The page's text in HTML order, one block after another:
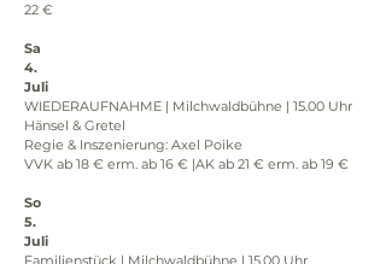
22 €
Sa
4.
Juli
WIEDERAUFNAHME | Milchwaldbühne | 15.00 Uhr
Hänsel & Gretel
Regie & Inszenierung: Axel Poike
VVK ab 18 € erm. ab 16 € |AK ab 21 € erm. ab 19 €
So
5.
Juli
Familienstück | Milchwaldbühne | 15.00 Uhr